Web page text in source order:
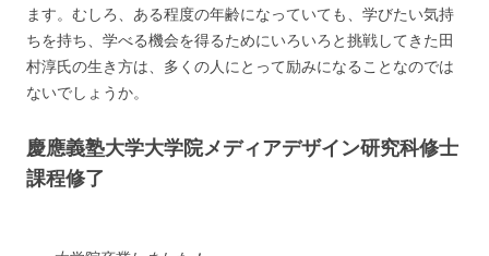
ます。むしろ、ある程度の年齢になっていても、学びたい気持
ちを持ち、学べる機会を得るためにいろいろと挑戦してきた田
村淳氏の生き方は、多くの人にとって励みになることなのでは
ないでしょうか。
慶應義塾大学大学院メディアデザイン研究科修士
課程修了